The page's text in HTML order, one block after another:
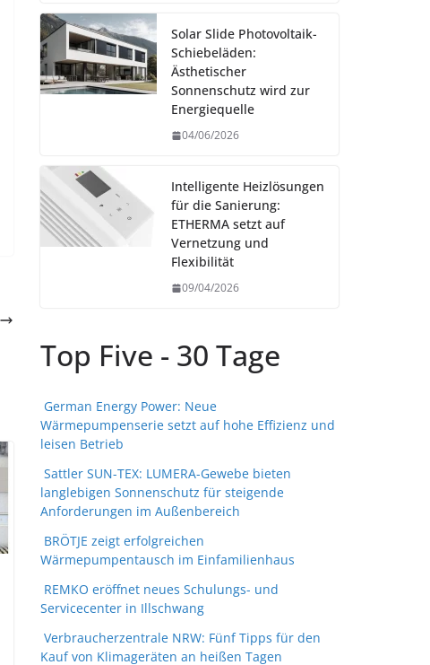
Solar Slide Photovoltaik-
Schiebeläden:
Ästhetischer
Sonnenschutz wird zur
Energiequelle
04/06/2026
Intelligente Heizlösungen
für die Sanierung:
ETHERMA setzt auf
Vernetzung und
Flexibilität
09/04/2026
Top Five - 30 Tage
German Energy Power: Neue
Wärmepumpenserie setzt auf hohe Effizienz und
leisen Betrieb
Sattler SUN-TEX: LUMERA-Gewebe bieten
langlebigen Sonnenschutz für steigende
Anforderungen im Außenbereich
BRÖTJE zeigt erfolgreichen
Wärmepumpentausch im Einfamilienhaus
REMKO eröffnet neues Schulungs- und
Servicecenter in Illschwang
Verbraucherzentrale NRW: Fünf Tipps für den
Kauf von Klimageräten an heißen Tagen